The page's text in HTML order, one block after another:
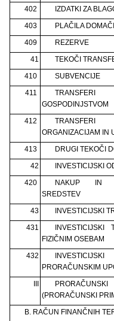
402 IZDATKI ZA
403
PLAČILA
409
REZERVE
41
TEKOČI
410
SUBVENCIJE
411
TRANSFERI
GOSPODINJSTVOM
412
ORGANIZACIJAM IN
413
DRUGI TEKOČI
42
INVESTICIJSKI
420
NAKUP IN
SREDSTEV
43
INVESTICIJSKI
431
INVESTICIJSKI
FIZIČNIM OSEBAM
432
PRORAČUNSKIM
(PRORAČUNSKI
B. RAČUN FINANČNIH